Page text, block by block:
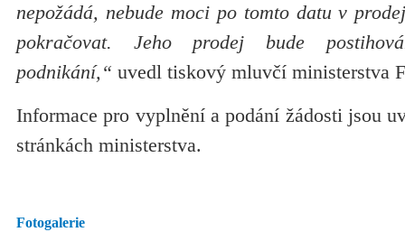
nepožádá, nebude moci po tomto datu v
pokračovat. Jeho prodej bude
podnikání,“ uvedl tiskový mluvčí ministerstva
Informace pro vyplnění a podání žádosti jsou
stránkách ministerstva.
Fotogalerie